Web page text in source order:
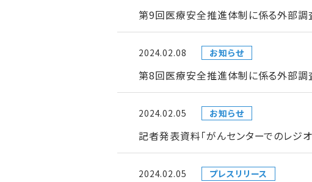
第9回医療安全推進体制に係る外部
2024.02.08 お知らせ
第8回医療安全推進体制に係る外部
2024.02.05 お知らせ
記者発表資料「がんセンターでのレジ
2024.02.05 プレスリリース